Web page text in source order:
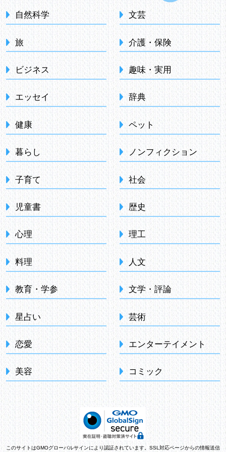
自然科学
旅
ビジネス
エッセイ
健康
暮らし
子育て
児童書
心理
料理
教育・学参
星占い
恋愛
美容
文芸
介護・保険
趣味・実用
辞典
ペット
ノンフィクション
社会
歴史
理工
人文
文学・評論
芸術
エンターテイメント
コミック
このサイトはGMOグローバルサインにより認証されています。SSL対応ページからの情報送信